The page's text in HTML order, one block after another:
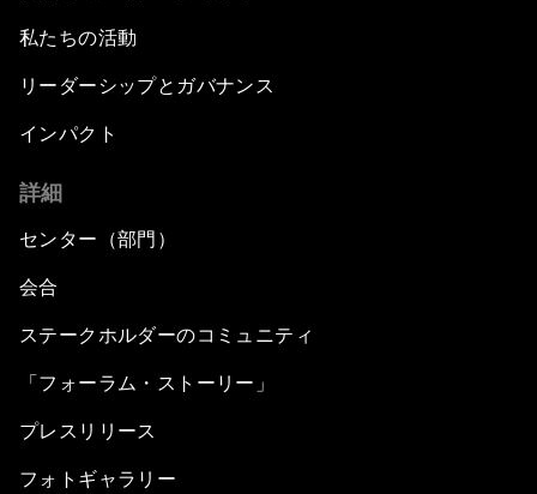
私たちの活動
リーダーシップとガバナンス
インパクト
詳細
センター（部門）
会合
ステークホルダーのコミュニティ
「フォーラム・ストーリー」
プレスリリース
フォトギャラリー